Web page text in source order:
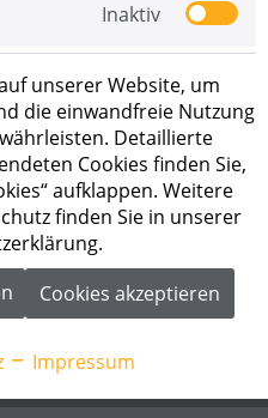
Registrierung als
500 m Technische Daten
Inaktiv
unserer Website, um
die einwandfreie Nutzung
Detaillierte
Cookies finden Sie,
aufklappen. Weitere
finden Sie in unserer
Cookies akzeptieren
Impressum